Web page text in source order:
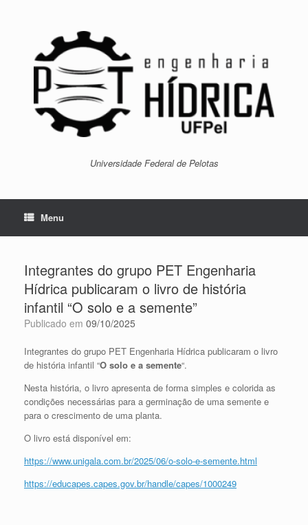
Universidade Federal de Pelotas
Menu
Integrantes do grupo PET Engenharia
Hídrica publicaram o livro de história
infantil “O solo e a semente”
Publicado em 09/10/2025
Integrantes do grupo PET Engenharia Hídrica publicaram o livro
de história infantil “O solo e a semente“.
Nesta história, o livro apresenta de forma simples e colorida as
condições necessárias para a germinação de uma semente e
para o crescimento de uma planta.
O livro está disponível em:
https://www.unigala.com.br/2025/06/o-solo-e-semente.html
https://educapes.capes.gov.br/handle/capes/1000249